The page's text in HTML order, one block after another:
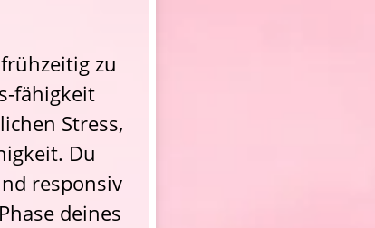
zu
fähigkeit
Stress,
Du
responsiv
deines